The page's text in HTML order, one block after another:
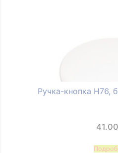
Ручка-кнопка H76,
41.00